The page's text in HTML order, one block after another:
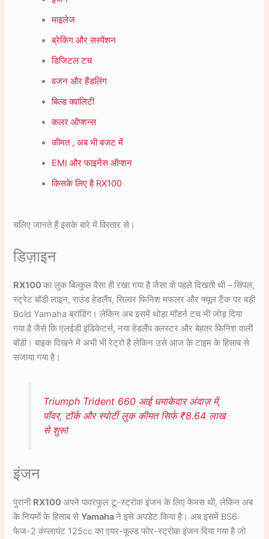
माइलेज
ब्रेकिंग और सस्पेंशन
डिजिटल टच
वजन और हैंडलिंग
बिल्ड क्वालिटी
कलर ऑप्शन्स
कीमत , अब भी बजट में
EMI और फाइनेंस ऑप्शन
किसके लिए है RX100
चलिए जानते हैं इसके बारे में विस्तार से।
डिज़ाइन
RX100का लुक बिल्कुल वैसा ही रखा गया है जैसा वो पहले दिखती थी – सिंपल,
स्ट्रेट बॉडी लाइन, राउंड हेडलैंप, सिल्वर फिनिश मफलर और फ्यूल टैंक पर बड़ी
Bold Yamaha ब्रांडिंग। लेकिन अब इसमें थोड़ा मॉडर्न टच भी जोड़ दिया
गया है जैसे कि एलईडी इंडिकेटर्स, नया हेडलैंप क्लस्टर और बेहतर फिनिश वाली
बॉडी। बाइक दिखने में अभी भी रेट्रो है लेकिन उसे आज के टाइम के हिसाब से
सजाया गया है।
Triumph Trident 660 आई धमाकेदार अंदाज़ में,
पॉवर, टॉर्क और स्पोर्टी लुक कीमत सिर्फ ₹8.64 लाख
से शुरू!
इंजन
पुरानी RX100अपने पावरफुल टू-स्ट्रोक इंजन के लिए फेमस थी, लेकिन अब
के नियमों के हिसाब सेYamahaने इसे अपडेट किया है। अब इसमें BS6
फेज-2 कंप्लायंट 125cc का एयर-कूल्ड फोर-स्ट्रोक इंजन दिया गया है जो